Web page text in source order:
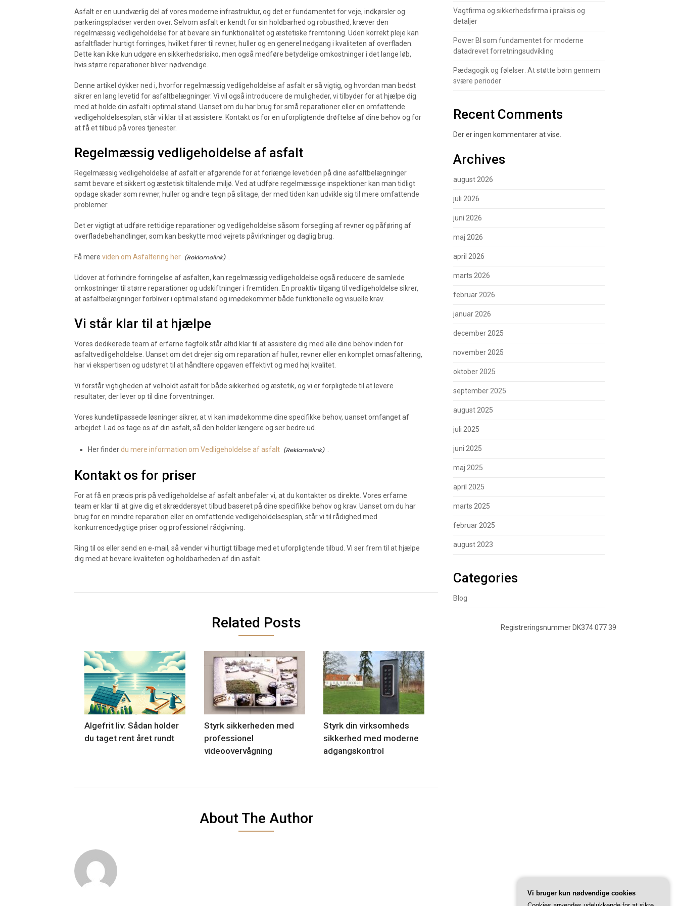
Asfalt er en uundværlig del af vores moderne infrastruktur, og det er fundamentet for veje, indkørsler og
parkeringspladser verden over. Selvom asfalt er kendt for sin holdbarhed og robusthed, kræver den
regelmæssig vedligeholdelse for at bevare sin funktionalitet og æstetiske fremtoning. Uden korrekt pleje kan
asfaltflader hurtigt forringes, hvilket fører til revner, huller og en generel nedgang i kvaliteten af overfladen.
Dette kan ikke kun udgøre en sikkerhedsrisiko, men også medføre betydelige omkostninger i det lange løb,
hvis større reparationer bliver nødvendige.
Denne artikel dykker ned i, hvorfor regelmæssig vedligeholdelse af asfalt er så vigtig, og hvordan man bedst
sikrer en lang levetid for asfaltbelægninger. Vi vil også introducere de muligheder, vi tilbyder for at hjælpe dig
med at holde din asfalt i optimal stand. Uanset om du har brug for små reparationer eller en omfattende
vedligeholdelsesplan, står vi klar til at assistere. Kontakt os for en uforpligtende drøftelse af dine behov og for
at få et tilbud på vores tjenester.
Regelmæssig vedlige­holdelse af asfalt
Regelmæssig vedligeholdelse af asfalt er afgørende for at forlænge levetiden på dine asfaltbelægninger
samt bevare et sikkert og æstetisk tiltalende miljø. Ved at udføre regelmæssige inspektioner kan man tidligt
opdage skader som revner, huller og andre tegn på slitage, der med tiden kan udvikle sig til mere omfattende
problemer.
Det er vigtigt at udføre rettidige reparationer og vedligeholdelse såsom forsegling af revner og påføring af
overfladebehandlinger, som kan beskytte mod vejrets påvirkninger og daglig brug.
Få mere viden om Asfaltering her
Udover at forhindre forringelse af asfalten, kan regelmæssig vedligeholdelse også reducere de samlede
omkostninger til større reparationer og udskiftninger i fremtiden. En proaktiv tilgang til vedligeholdelse sikrer,
at asfaltbelægninger forbliver i optimal stand og imødekommer både funktionelle og visuelle krav.
Vi står klar til at hjælpe
Vores dedikerede team af erfarne fagfolk står altid klar til at assistere dig med alle dine behov inden for
asfaltvedligeholdelse. Uanset om det drejer sig om reparation af huller, revner eller en komplet omasfaltering,
har vi ekspertisen og udstyret til at håndtere opgaven effektivt og med høj kvalitet.
Vi forstår vigtigheden af velholdt asfalt for både sikkerhed og æstetik, og vi er forpligtede til at levere
resultater, der lever op til dine forventninger.
Vores kundetilpassede løsninger sikrer, at vi kan imødekomme dine specifikke behov, uanset omfanget af
arbejdet. Lad os tage os af din asfalt, så den holder længere og ser bedre ud.
Her finderdu mere information om Vedlige­holdelse af asfalt
Kontakt os for priser
For at få en præcis pris på vedligeholdelse af asfalt anbefaler vi, at du kontakter os direkte. Vores erfarne
team er klar til at give dig et skræddersyet tilbud baseret på dine specifikke behov og krav. Uanset om du har
brug for en mindre reparation eller en omfattende vedligeholdelsesplan, står vi til rådighed med
konkurrencedygtige priser og professionel rådgivning.
Ring til os eller send en e-mail, så vender vi hurtigt tilbage med et uforpligtende tilbud. Vi ser frem til at hjælpe
dig med at bevare kvaliteten og holdbarheden af din asfalt.
Related Posts
Algefrit liv: Sådan holder
du taget rent året rundt
Styrk sikkerheden med
professionel
videoovervågning
Styrk din virksomheds
sikkerhed med moderne
adgangskontrol
About The Author
Vagtfirma og sikkerhedsfirma i praksis og
detaljer
Power BI som fundamentet for moderne
datadrevet forretningsudvikling
Pædagogik og følelser: At støtte børn gennem
svære perioder
Recent Comments
Der er ingen kommentarer at vise.
Archives
august 2026
juli 2026
juni 2026
maj 2026
april 2026
marts 2026
februar 2026
januar 2026
december 2025
november 2025
oktober 2025
september 2025
august 2025
juli 2025
juni 2025
maj 2025
april 2025
marts 2025
februar 2025
august 2023
Categories
Blog
Registreringsnummer DK374 077 39
Vi bruger kun nødvendige cookies